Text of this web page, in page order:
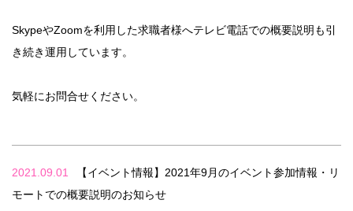
SkypeやZoomを利用した求職者様へテレビ電話での概要説明も引
き続き運用しています。
気軽にお問合せください。
2021.09.01
【イベント情報】2021年9月のイベント参加情報・リ
モートでの概要説明のお知らせ